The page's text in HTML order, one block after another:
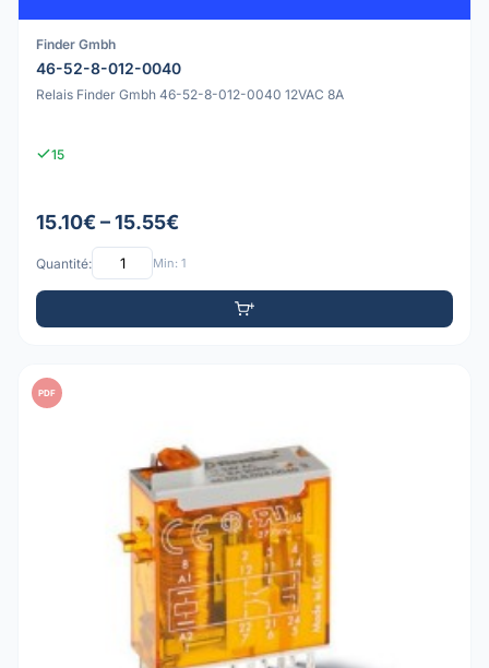
Finder Gmbh
46-52-8-012-0040
Relais Finder Gmbh 46-52-8-012-0040 12VAC 8A
15
15.10€ – 15.55€
Quantité: Min: 1
PDF